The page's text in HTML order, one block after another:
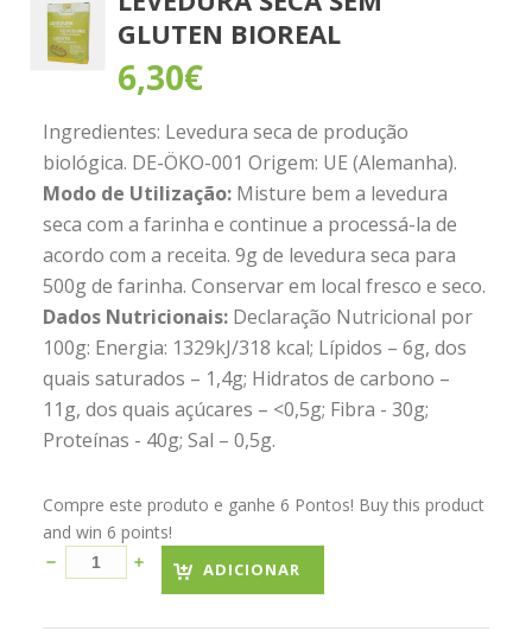
GLUTEN BIOREAL
6,30€
Ingredientes: Levedura seca de produção
biológica. DE-ÖKO-001 Origem: UE (Alemanha).
Modo de Utilização:Misture bem a levedura
seca com a farinha e continue a processá-la de
acordo com a receita. 9g de levedura seca para
500g de farinha. Conservar em local fresco e seco.
Dados Nutricionais:Declaração Nutricional por
100g: Energia: 1329kJ/318 kcal; Lípidos – 6g, dos
quais saturados – 1,4g; Hidratos de carbono –
11g, dos quais açúcares – <0,5g; Fibra - 30g;
Proteínas - 40g; Sal – 0,5g.
Compre este produto e ganhe 6 Pontos! Buy this product
and win 6 points!
ADICIONAR